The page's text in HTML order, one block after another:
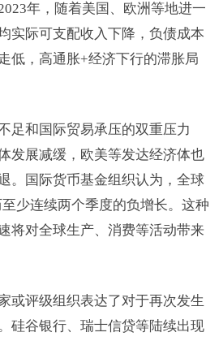
年，随着美国、欧洲等地进一
实际可支配收入下降，负债成本
低， 高通胀+经济下行的滞胀局
足和国际贸易承压的双重压力
发展减缓，欧美等发达经济体也
。国际货币基金组织认为，全球
少连续两个季度的负增长。这种
将对全球生产、消费等活动带来
或评级组织表达了对于再次发生
硅谷银行、 瑞士信贷等陆续出现